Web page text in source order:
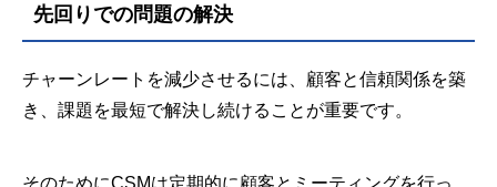
先回りでの問題の解決
チャーンレートを減少させるには、顧客と信頼関係を築
き、課題を最短で解決し続けることが重要です。